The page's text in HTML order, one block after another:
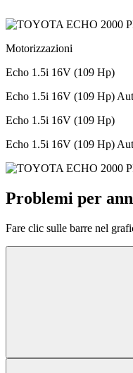
Motorizzazioni
Echo 1.5i 16V (109 Hp)
Echo 1.5i 16V (109 Hp)
Echo 1.5i 16V (109 Hp)
Echo 1.5i 16V (109 Hp)
Problemi per
Fare clic sulle barre nel